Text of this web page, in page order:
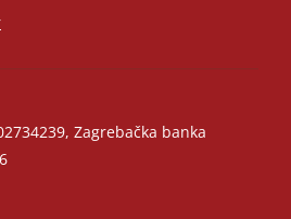
Zagrebačka banka